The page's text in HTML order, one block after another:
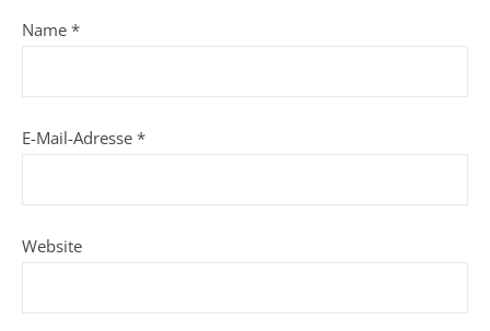
Name *
E-Mail-Adresse *
Website